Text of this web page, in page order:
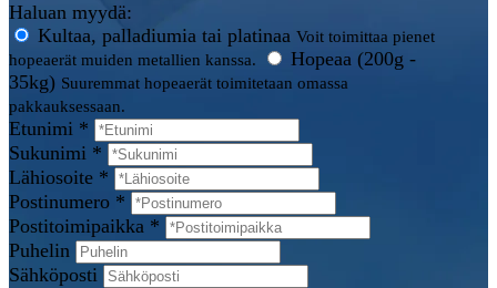
Haluan myydä:
Kultaa, palladiumia tai platinaa Voit toimittaa pienet
hopeaerät muiden metallien kanssa.
Hopeaa (200g -
35kg) Suuremmat hopeaerät toimitetaan omassa
pakkauksessaan.
Etunimi *
Sukunimi *
Lähiosoite *
Postinumero *
Postitoimipaikka *
Puhelin
Sähköposti